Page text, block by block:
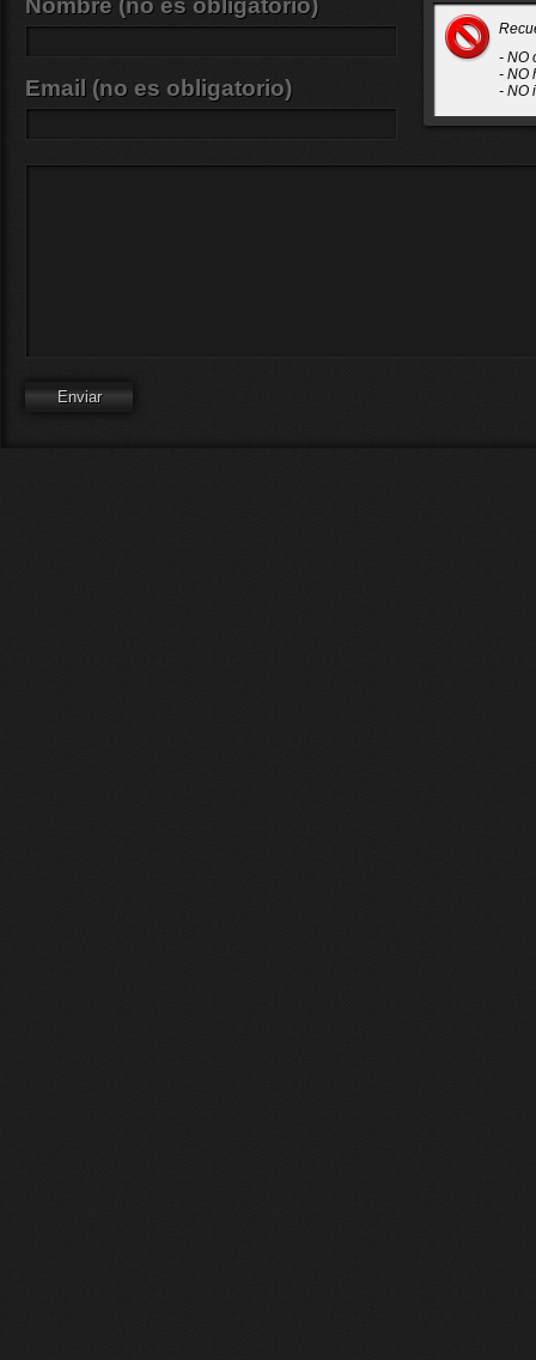
- NO
- NO
- NO
Nombre (no es obligatorio)
Email (no es obligatorio)